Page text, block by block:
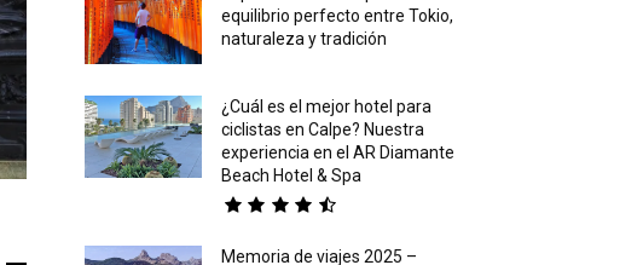
equilibrio perfecto entre Tokio,
naturaleza y tradición
¿Cuál es el mejor hotel para
ciclistas en Calpe? Nuestra
experiencia en el AR Diamante
Beach Hotel & Spa
Memoria de viajes 2025 –